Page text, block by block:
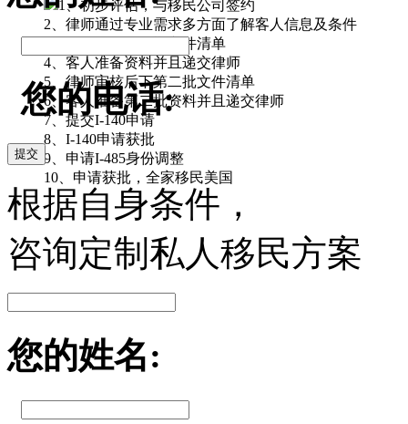
1、初步评估，与移民公司签约
2、律师通过专业需求多方面了解客人信息及条件
3、律师下发第一期文件清单
4、客人准备资料并且递交律师
5、律师审核后下第二批文件清单
6、客人准备第二批资料并且递交律师
7、提交I-140申请
8、I-140申请获批
9、申请I-485身份调整
10、申请获批，全家移民美国
您的电话:
提交
根据自身条件，
咨询定制私人移民方案
您的姓名: